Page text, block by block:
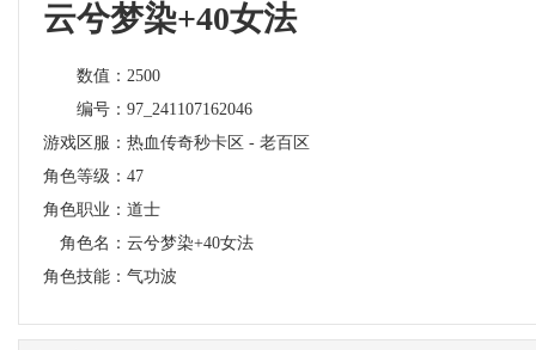
云兮梦染+40女法
数值： 2500
编号： 97_241107162046
游戏区服： 热血传奇秒卡区 - 老百区
角色等级： 47
角色职业： 道士
角色名： 云兮梦染+40女法
角色技能： 气功波